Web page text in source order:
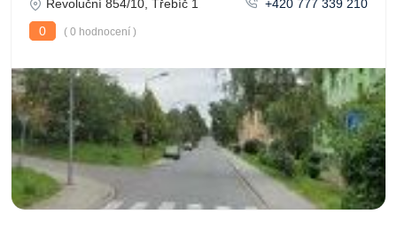
Revoluční 854/10, Třebíč 1
+420 777 339 210
0
( 0 hodnocení )